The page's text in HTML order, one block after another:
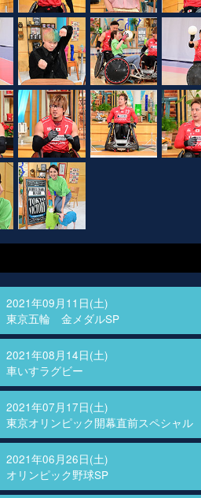
2021年09月11日(土)
東京五輪 金メダルSP
2021年08月14日(土)
車いすラグビー
2021年07月17日(土)
東京オリンピック開幕直前スペシャル
2021年06月26日(土)
オリンピック野球SP